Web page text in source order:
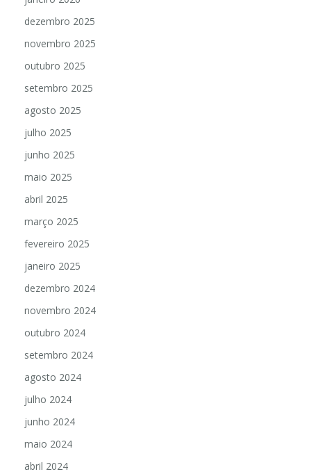
dezembro 2025
novembro 2025
outubro 2025
setembro 2025
agosto 2025
julho 2025
junho 2025
maio 2025
abril 2025
março 2025
fevereiro 2025
janeiro 2025
dezembro 2024
novembro 2024
outubro 2024
setembro 2024
agosto 2024
julho 2024
junho 2024
maio 2024
abril 2024